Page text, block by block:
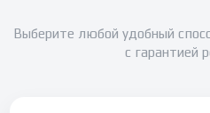
Выберите любой удобный
с гарантией